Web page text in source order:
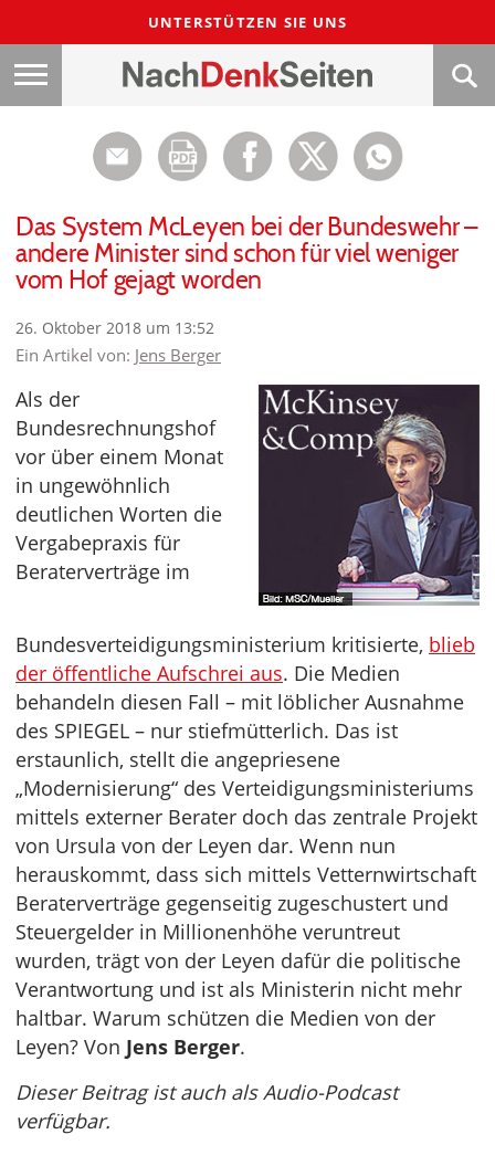
UNTERSTÜTZEN SIE UNS
Das System McLeyen bei der Bundeswehr –
andere Minister sind schon für viel weniger
vom Hof gejagt worden
26. Oktober 2018 um 13:52
Ein Artikel von: Jens Berger
Als der
Bundesrechnungshof
vor über einem Monat
in ungewöhnlich
deutlichen Worten die
Vergabepraxis für
Beraterverträge im
Bundesverteidigungsministerium kritisierte, blieb
der öffentliche Aufschrei aus. Die Medien
behandeln diesen Fall – mit löblicher Ausnahme
des SPIEGEL – nur stiefmütterlich. Das ist
erstaunlich, stellt die angepriesene
„Modernisierung“ des Verteidigungsministeriums
mittels externer Berater doch das zentrale Projekt
von Ursula von der Leyen dar. Wenn nun
herauskommt, dass sich mittels Vetternwirtschaft
Beraterverträge gegenseitig zugeschustert und
Steuergelder in Millionenhöhe veruntreut
wurden, trägt von der Leyen dafür die politische
Verantwortung und ist als Ministerin nicht mehr
haltbar. Warum schützen die Medien von der
Leyen? Von Jens Berger.
Dieser Beitrag ist auch als Audio-Podcast
verfügbar.